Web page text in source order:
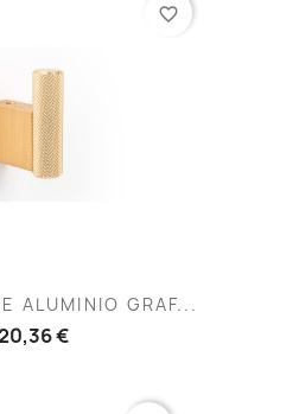
ALUMINIO GRAF...
€
favorite_border